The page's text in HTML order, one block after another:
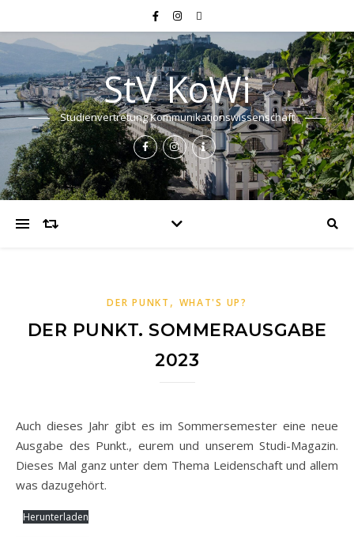
StV KoWi
Studienvertretung Kommunikationswissenschaft
DER PUNKT , WHAT'S UP?
DER PUNKT. SOMMERAUSGABE
2023
Auch dieses Jahr gibt es im Sommersemester eine neue
Ausgabe des Punkt., eurem und unserem Studi-Magazin.
Dieses Mal ganz unter dem Thema Leidenschaft und allem
was dazugehört.
Herunterladen